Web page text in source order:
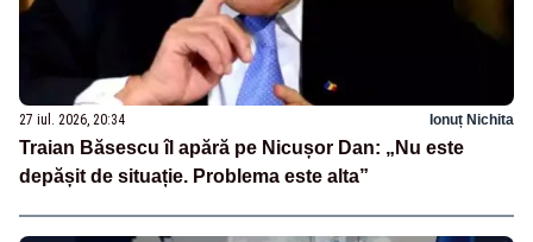
27 iul. 2026, 20:34 Ionuț Nichita
Traian Băsescu îl apără pe Nicușor Dan: „Nu este
depășit de situație. Problema este alta”